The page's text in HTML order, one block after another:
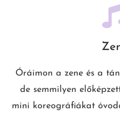
Óráimon a zene és a
de semmilyen
mini koreográfiákat